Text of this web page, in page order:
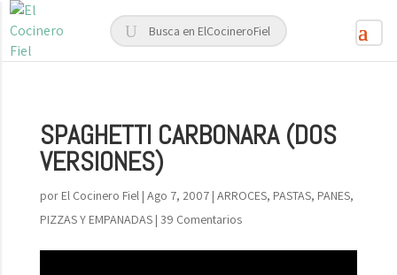
SPAGHETTI CARBONARA (DOS
VERSIONES)
por El Cocinero Fiel| Ago 7, 2007| ARROCES, PASTAS, PANES,
PIZZAS Y EMPANADAS| 39 Comentarios